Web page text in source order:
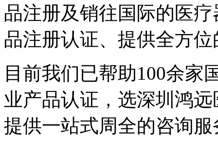
品注册及销往国际的医
品注册认证、提供全方
目前我们已帮助100余家
业产品认证，选深圳鸿
提供一站式周全的咨询